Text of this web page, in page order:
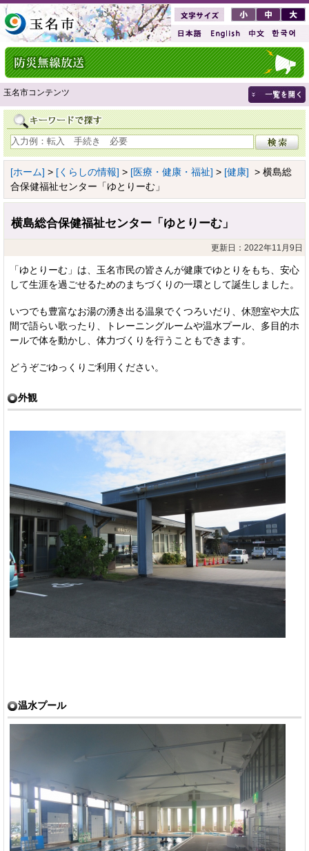
玉名市コンテンツ
[ホーム] > [くらしの情報] > [医療・健康・福祉] > [健康] > 横島総
合保健福祉センター「ゆとりーむ」
横島総合保健福祉センター「ゆとりーむ」
更新日：2022年11月9日
「ゆとりーむ」は、玉名市民の皆さんが健康でゆとりをもち、安心
して生涯を過ごせるためのまちづくりの一環として誕生しました。
いつでも豊富なお湯の湧き出る温泉でくつろいだり、休憩室や大広
間で語らい歌ったり、トレーニングルームや温水プール、多目的ホ
ールで体を動かし、体力づくりを行うこともできます。
どうぞごゆっくりご利用ください。
外観
温水プール